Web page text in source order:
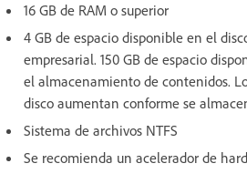
16 GB de RAM o superior
4 GB de espacio disponible en el
empresarial. 150 GB de espacio
el almacenamiento de contenidos.
disco aumentan conforme se
Sistema de archivos NTFS
Se recomienda un acelerador de